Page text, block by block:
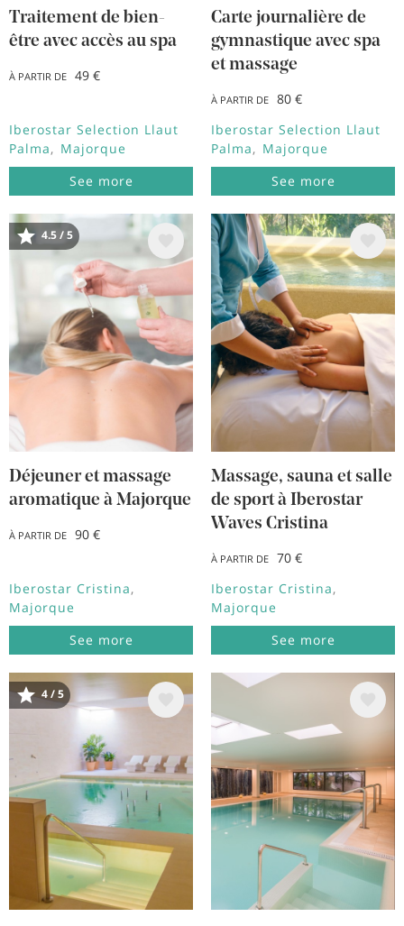
Traitement de bien-
être avec accès au spa
À PARTIR DE 49 €
Iberostar Selection Llaut
Palma
Majorque
See more
Carte journalière de
gymnastique avec spa
et massage
À PARTIR DE
80 €
Iberostar Selection Llaut
Palma
Majorque
See more
Image
4.5 / 5
Déjeuner et massage
aromatique à Majorque
À PARTIR DE 90 €
Iberostar Cristina
Majorque
See more
Image
Massage, sauna et salle
de sport à Iberostar
Waves Cristina
À PARTIR DE
70 €
Iberostar Cristina
Majorque
See more
Image
4 / 5
Image